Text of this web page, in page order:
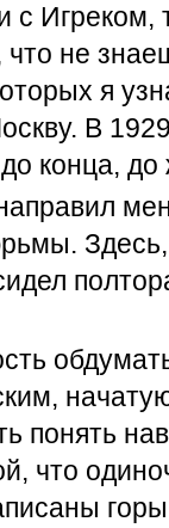
Игреком,
не
я
В
конца, до
понять
что